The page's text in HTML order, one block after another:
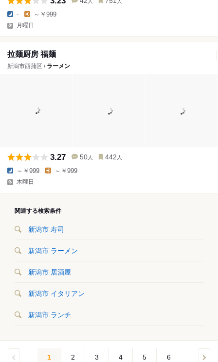
- ～￥999
月曜日
拉麺厨房 福麺
新潟市西蒲区 / ラーメン
3.27 50 人 442 人
～￥999 ～￥999
木曜日
関連する検索条件
新潟市 寿司
新潟市 ラーメン
新潟市 居酒屋
新潟市 イタリアン
新潟市 ランチ
1 2 3 4 5 6